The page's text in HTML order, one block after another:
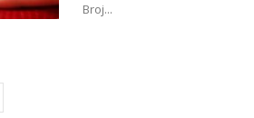
Broj...